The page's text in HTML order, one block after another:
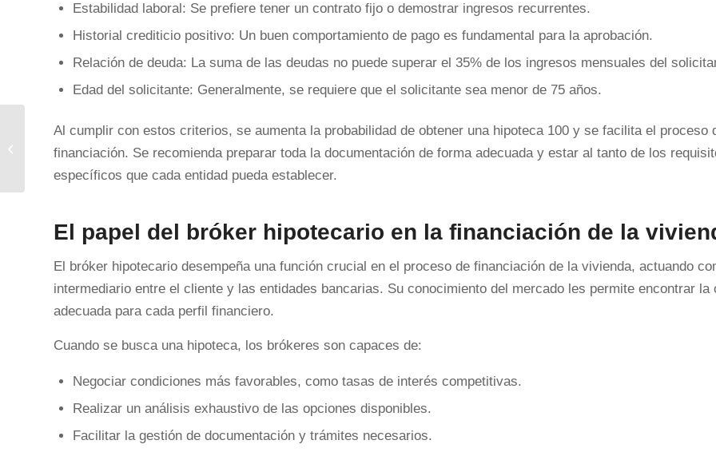
Estabilidad laboral: Se prefiere tener un contrato fijo o demostrar ingresos recurrentes.
Historial crediticio positivo: Un buen comportamiento de pago es fundamental para la aprobación.
Relación de deuda: La suma de las deudas no puede superar el 35% de los ingresos mensuales del
Edad del solicitante: Generalmente, se requiere que el solicitante sea menor de 75 años.
Al cumplir con estos criterios, se aumenta la probabilidad de obtener una hipoteca 100 y se facilita el proceso
financiación. Se recomienda preparar toda la documentación de forma adecuada y estar al tanto de los
específicos que cada entidad pueda establecer.
El papel del bróker hipotecario en la financiación de la
El bróker hipotecario desempeña una función crucial en el proceso de financiación de la vivienda, actuando
intermediario entre el cliente y las entidades bancarias. Su conocimiento del mercado les permite encontrar la
adecuada para cada perfil financiero.
Cuando se busca una hipoteca, los brókeres son capaces de:
Negociar condiciones más favorables, como tasas de interés competitivas.
Realizar un análisis exhaustivo de las opciones disponibles.
Facilitar la gestión de documentación y trámites necesarios.
Hipoteca 100 Melilla